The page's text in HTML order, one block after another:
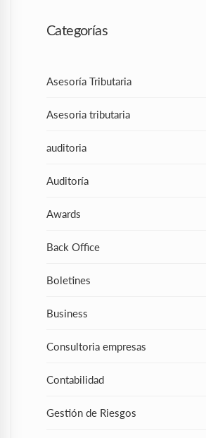
Categorías
Asesoría Tributaria
Asesoria tributaria
auditoria
Auditoría
Awards
Back Office
Boletines
Business
Consultoria empresas
Contabilidad
Gestión de Riesgos